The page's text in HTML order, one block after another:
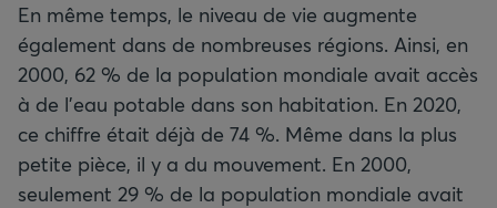
En même temps, le niveau de vie augmente
également dans de nombreuses régions. Ainsi, en
2000, 62 % de la population mondiale avait accès
à de l’eau potable dans son habitation. En 2020,
ce chiffre était déjà de 74 %. Même dans la plus
petite pièce, il y a du mouvement. En 2000,
seulement 29 % de la population mondiale avait